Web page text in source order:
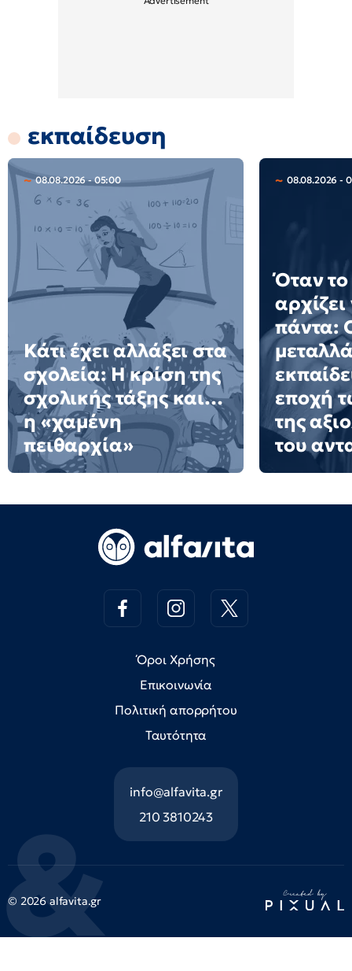
εκπαίδευση
08.08.2026 - 05:00
Κάτι έχει αλλάξει στα
σχολεία: H κρίση της
σχολικής τάξης και…
η «χαμένη
πειθαρχία»
08.08.2026 -
Όταν το
πάντα:
εποχή
της
του
Όροι Χρήσης
Επικοινωνία
Πολιτική απορρήτου
Ταυτότητα
info@alfavita.gr
210 3810243
© 2026 alfavita.gr